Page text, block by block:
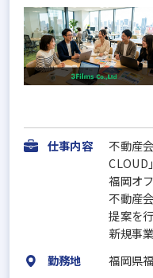
仕事内容
不動産
CLOUD
福岡オ
不動産
提案を
新規事
勤務地
福岡県